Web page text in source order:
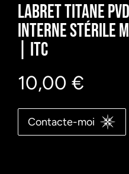
Labret Titane
Interne Stérile
| Itc
10,00 €
Contacte-moi